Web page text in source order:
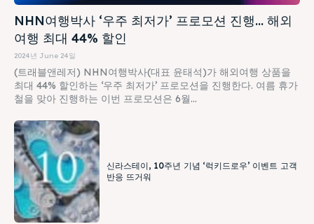
NHN여행박사 ‘우주 최저가’ 프로모션 진행… 해외
여행 최대 44% 할인
2024년 June 24일
(트래블앤레저) NHN여행박사(대표 윤태석)가 해외여행 상품을
최대 44% 할인하는 ‘우주 최저가’ 프로모션을 진행한다. 여름 휴가
철을 맞아 진행하는 이번 프로모션은 6월...
신라스테이, 10주년 기념 ‘럭키드로우’ 이벤트 고객
반응 뜨거워